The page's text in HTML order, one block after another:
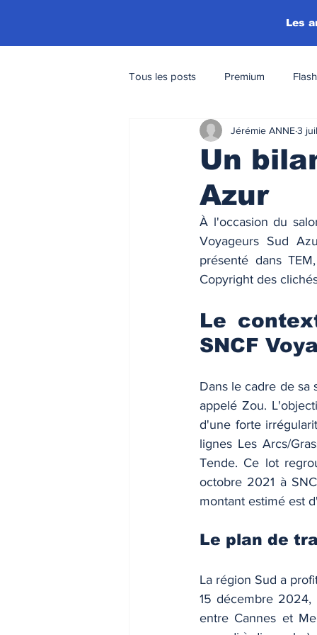
Les
Tous les posts Premium Flash
Un
Azur
Jérémie ANNE3
À l'occasion du
Voyageurs Sud
présenté dans
Copyright des
Le
SNCF
Dans le cadre de sa
appelé Zou.
d'une forte
lignes Les Arcs/
Tende. Ce lot
octobre 2021 à
montant estimé est
Le plan de
La région Sud a
15 décembre 2024,
entre Cannes et